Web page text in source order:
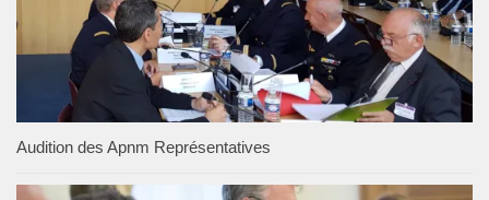
Audition des Apnm Représentatives